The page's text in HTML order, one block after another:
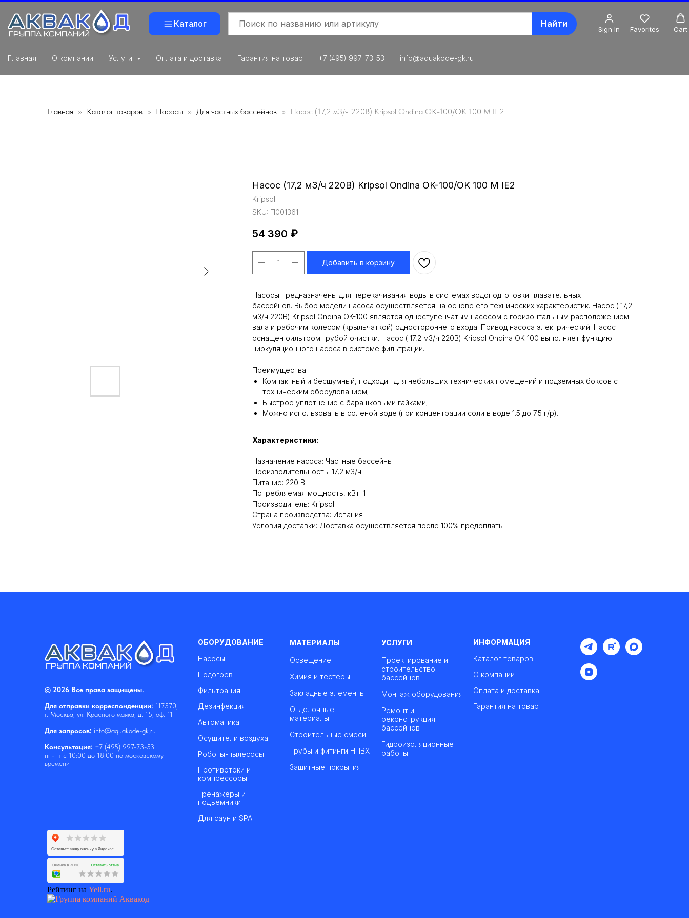
Каталог Найти
Sign In Favorites Cart
Главная О компании Услуги Оплата и доставка Гарантия на товар +7 (495) 997-73-53 info@aquakode-gk.ru
Главная Каталог товаров Насосы Для частных бассейнов Насос (17,2 м3/ч 220В) Kripsol Ondina OK-100/OK 100 M IE2
Насос (17,2 м3/ч 220В) Kripsol Ondina OK-100/OK 100 M IE2
Kripsol
SKU: П001361
54 390 ₽
Добавить в корзину
Насосы предназначены для перекачивания воды в системах водоподготовки плавательных
бассейнов. Выбор модели насоса осуществляется на основе его технических характеристик. Насос ( 17,2
м3/ч 220В) Kripsol Ondina ОK-100 является одноступенчатым насосом с горизонтальным расположением
вала и рабочим колесом (крыльчаткой) одностороннего входа. Привод насоса электрический. Насос
оснащен фильтром грубой очистки. Насос ( 17,2 м3/ч 220В) Kripsol Ondina ОK-100 выполняет функцию
циркуляционного насоса в системе фильтрации.
Преимущества:
Компактный и бесшумный, подходит для небольших технических помещений и подземных боксов с
техническим оборудованием;
Быстрое уплотнение с барашковыми гайками;
Можно использовать в соленой воде (при концентрации соли в воде 1.5 до 7.5 г/р).
Характеристики:
Назначение насоса: Частные бассейны
Производительность: 17,2 м3/ч
Питание: 220 В
Потребляемая мощность, кВт: 1
Производитель: Kripsol
Cтрана производства: Испания
Условия доставки: Доставка осуществляется после 100% предоплаты
© 2026 Все права защищены.
Для отправки корреспонденции: 117570,
г. Москва, ул. Красного маяка, д. 15, оф. 11
Для запросов: info@aquakode-gk.ru
Консультация: +7 (495) 997-73-53
пн-пт с 10:00 до 18:00 по московскому
времени
ОБОРУДОВАНИЕ
Насосы
Подогрев
Фильтрация
Дезинфекция
Автоматика
Осушители воздуха
Роботы-пылесосы
Противотоки и
компрессоры
Тренажеры и
подъемники
Для саун и SPA
МАТЕРИАЛЫ
Освещение
Химия и тестеры
Закладные элементы
Отделочные
материалы
Строительные смеси
Трубы и фитинги НПВХ
Защитные покрытия
УСЛУГИ
Проектирование и
строительство
бассейнов
Монтаж оборудования
Ремонт и
реконструкция
бассейнов
Гидроизоляционные
работы
ИНФОРМАЦИЯ
Каталог товаров
О компании
Оплата и доставка
Гарантия на товар
Рейтинг на Yell.ru.